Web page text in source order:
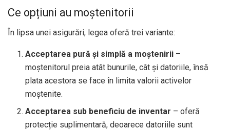
Ce opțiuni au moștenitorii
În lipsa unei asigurări, legea oferă trei variante:
Acceptarea pură și simplă a moștenirii –
moștenitorul preia atât bunurile, cât și datoriile, însă
plata acestora se face în limita valorii activelor
moștenite.
Acceptarea sub beneficiu de inventar – oferă
protecție suplimentară, deoarece datoriile sunt